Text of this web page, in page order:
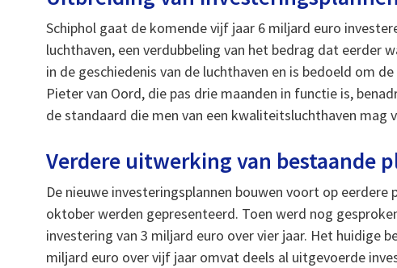
Schiphol gaat de komende vijf jaar 6 miljard euro
luchthaven, een verdubbeling van het bedrag dat eerder
in de geschiedenis van de luchthaven en is bedoeld om
Pieter van Oord, die pas drie maanden in functie is,
de standaard die men van een kwaliteitsluchthaven mag
Verdere uitwerking van bestaande
De nieuwe investeringsplannen bouwen voort op eerdere
oktober werden gepresenteerd. Toen werd nog
investering van 3 miljard euro over vier jaar. Het huidige
miljard euro over vijf jaar omvat deels al uitgevoerde